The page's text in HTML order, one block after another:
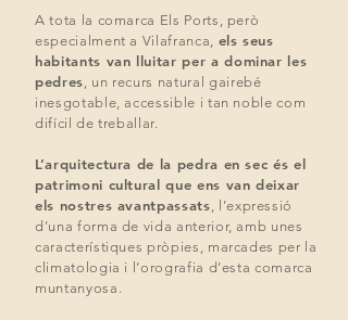
A tota la comarca Els Ports, però
especialment a Vilafranca, els seus
habitants van lluitar per a dominar les
pedres, un recurs natural gairebé
inesgotable, accessible i tan noblecom
difícil de treballar.
L’arquitectura de la pedra en sec és el
patrimoni cultural que ens van deixar
els nostres avantpassats, l’expressió
d’una forma de vida anterior, amb unes
característiques pròpies, marcades per la
climatologia i l’orografia d’esta comarca
muntanyosa.